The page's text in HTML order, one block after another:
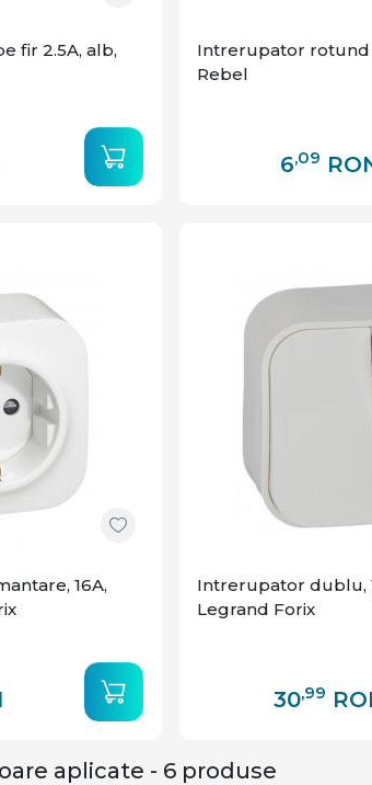
fir 2.5A, alb,
Intrerupator rotund
Rebel
6,09
16A,
Intrerupator dublu,
Legrand Forix
30,99
aplicate - 6 produse